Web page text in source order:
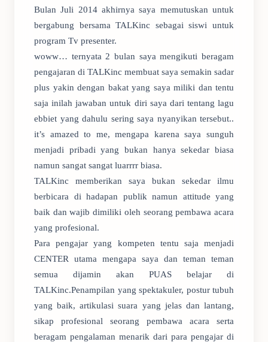
Bulan Juli 2014 akhirnya saya memutuskan untuk
bergabung bersama TALKinc sebagai siswi untuk
program Tv presenter.
woww… ternyata 2 bulan saya mengikuti beragam
pengajaran di TALKinc membuat saya semakin sadar
plus yakin dengan bakat yang saya miliki dan tentu
saja inilah jawaban untuk diri saya dari tentang lagu
ebbiet yang dahulu sering saya nyanyikan tersebut..
it’s amazed to me, mengapa karena saya sunguh
menjadi pribadi yang bukan hanya sekedar biasa
namun sangat sangat luarrrr biasa.
TALKinc memberikan saya bukan sekedar ilmu
berbicara di hadapan publik namun attitude yang
baik dan wajib dimiliki oleh seorang pembawa acara
yang profesional.
Para pengajar yang kompeten tentu saja menjadi
CENTER utama mengapa saya dan teman teman
semua dijamin akan PUAS belajar di
TALKinc.Penampilan yang spektakuler, postur tubuh
yang baik, artikulasi suara yang jelas dan lantang,
sikap profesional seorang pembawa acara serta
beragam pengalaman menarik dari para pengajar di